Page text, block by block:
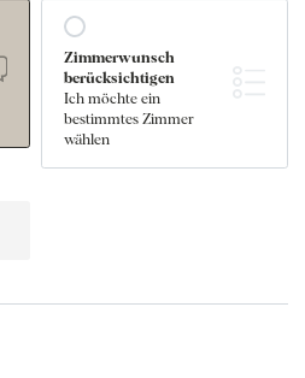
Zimmerwunsch
berücksichtigen
Ich möchte ein
bestimmtes Zimmer
wählen